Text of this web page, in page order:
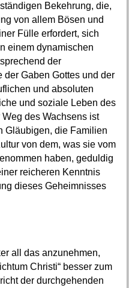
Bekehrung, die,
von allem Bösen und
Fülle erfordert, sich
einem dynamischen
der
Gaben Gottes und der
und absoluten
und soziale Leben des
des Wachsens ist
Gläubigen, die Familien
von dem, was sie vom
haben, geduldig
reicheren Kenntnis
dieses Geheimnisses
all das anzunehmen,
Christi“ besser zum
der durchgehenden